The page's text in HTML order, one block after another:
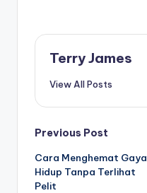
Terry James
View All Posts
Post
navigation
Previous Post
Cara Menghemat Gaya
Hidup Tanpa Terlihat
Pelit